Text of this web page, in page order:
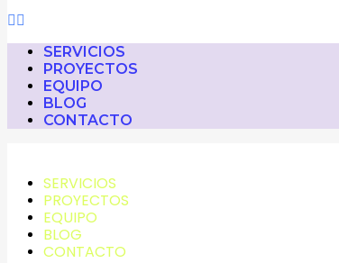
SERVICIOS
PROYECTOS
EQUIPO
BLOG
CONTACTO
SERVICIOS
PROYECTOS
EQUIPO
BLOG
CONTACTO